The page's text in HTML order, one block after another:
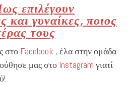
επιλέγουν
και γυναίκες, ποιος
τους
στο Facebook , έλα στην ομάδα
μας στο Instagram γιατί